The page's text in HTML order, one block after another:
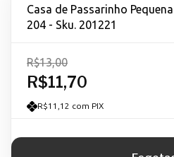
Casa de Passarinho
204 - Sku. 201221
R$11,70
R$13,00
R$11,12 com PIX